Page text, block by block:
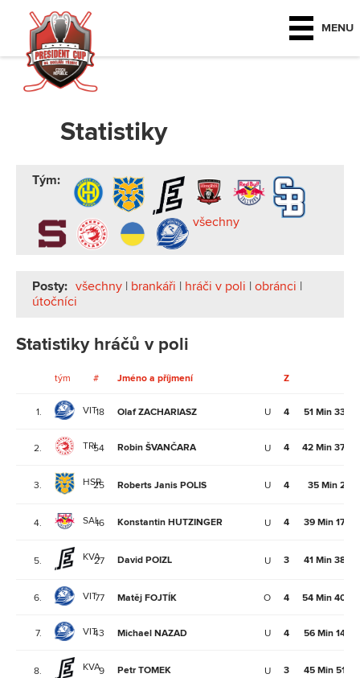
MENU
Statistiky
Tým:
všechny
Posty: všechny | brankáři | hráči v poli | obránci |
útočníci
Statistiky hráčů v poli
tým # Jméno a příjmení Z
1. VIT18 Olaf ZACHARIASZ U 4 51 Min
2. TRI54 Robin ŠVANČARA U 4 42 Min
3. HSR
25 Roberts Janis POLIS U 4 35 Min
4. SAL16 Konstantin HUTZINGER U 4 39 Min
5. KVA27 David POIZL U 3 41 Min
6. VIT77 Matěj FOJTÍK O 4 54 Min
7. VIT43 Michael NAZAD U 4 56 Min
8. KVA9 Petr TOMEK U 3 45 Min